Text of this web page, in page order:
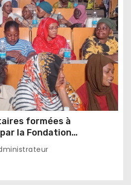
formées à
la Fondation